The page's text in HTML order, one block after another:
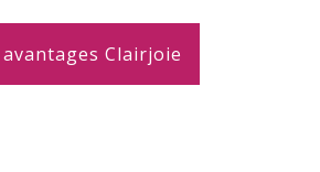
avantages Clairjoie